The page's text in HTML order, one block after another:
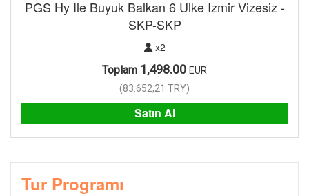
PGS Hy Ile Buyuk Balkan 6 Ulke Izmir Vizesiz -
SKP-SKP
x2
Toplam 1,498.00 EUR
(83.652,21 TRY)
Satın Al
Tur Programı